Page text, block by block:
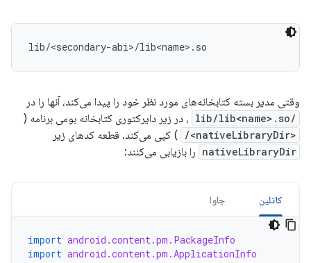
وقتی مدیر بسته کتابخانه‌های مورد نظر خود را پیدا می‌کند، آنها را در
/lib/lib<name>.so ، در زیر دایرکتوری کتابخانه بومی برنامه (
<nativeLibraryDir>/ ) کپی می‌کند. قطعه کدهای زیر
nativeLibraryDir را بازیابی می‌کنند:
کاتلین جاوا
import android.content.pm.PackageInfo
import android.content.pm.ApplicationInfo